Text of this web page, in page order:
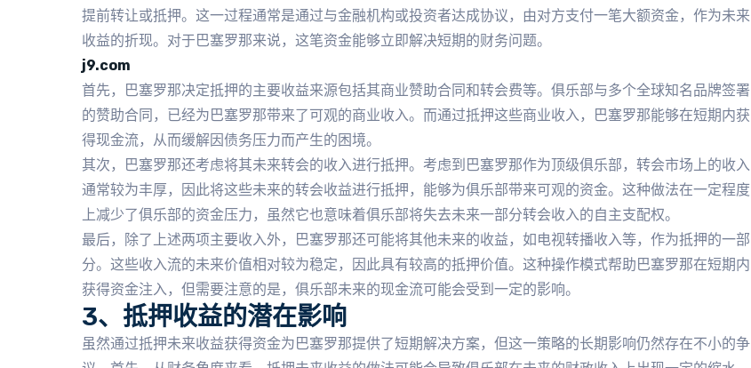
提前转让或抵押。这一过程通常是通过与金融机构或投资者达成协议，由对方支付一笔大额资金，作为未来
收益的折现。对于巴塞罗那来说，这笔资金能够立即解决短期的财务问题。
j9.com
首先，巴塞罗那决定抵押的主要收益来源包括其商业赞助合同和转会费等。俱乐部与多个全球知名品牌签署
的赞助合同，已经为巴塞罗那带来了可观的商业收入。而通过抵押这些商业收入，巴塞罗那能够在短期内获
得现金流，从而缓解因债务压力而产生的困境。
其次，巴塞罗那还考虑将其未来转会的收入进行抵押。考虑到巴塞罗那作为顶级俱乐部，转会市场上的收入
通常较为丰厚，因此将这些未来的转会收益进行抵押，能够为俱乐部带来可观的资金。这种做法在一定程度
上减少了俱乐部的资金压力，虽然它也意味着俱乐部将失去未来一部分转会收入的自主支配权。
最后，除了上述两项主要收入外，巴塞罗那还可能将其他未来的收益，如电视转播收入等，作为抵押的一部
分。这些收入流的未来价值相对较为稳定，因此具有较高的抵押价值。这种操作模式帮助巴塞罗那在短期内
获得资金注入，但需要注意的是，俱乐部未来的现金流可能会受到一定的影响。
3、抵押收益的潜在影响
虽然通过抵押未来收益获得资金为巴塞罗那提供了短期解决方案，但这一策略的长期影响仍然存在不小的争